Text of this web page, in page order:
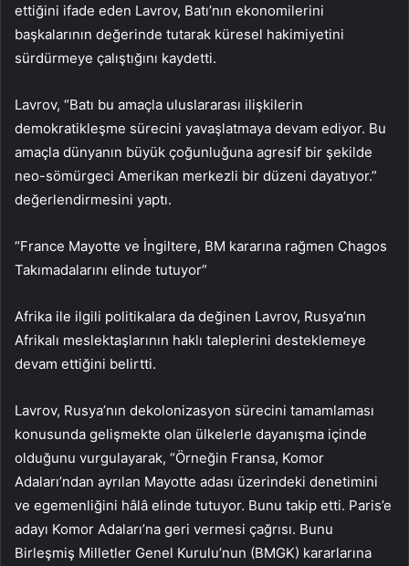
ettiğini ifade eden Lavrov, Batı’nın ekonomilerini
başkalarının değerinde tutarak küresel hakimiyetini
sürdürmeye çalıştığını kaydetti.
Lavrov, “Batı bu amaçla uluslararası ilişkilerin
demokratikleşme sürecini yavaşlatmaya devam ediyor. Bu
amaçla dünyanın büyük çoğunluğuna agresif bir şekilde
neo-sömürgeci Amerikan merkezli bir düzeni dayatıyor.”
değerlendirmesini yaptı.
“France Mayotte ve İngiltere, BM kararına rağmen Chagos
Takımadalarını elinde tutuyor”
Afrika ile ilgili politikalara da değinen Lavrov, Rusya’nın
Afrikalı meslektaşlarının haklı taleplerini desteklemeye
devam ettiğini belirtti.
Lavrov, Rusya’nın dekolonizasyon sürecini tamamlaması
konusunda gelişmekte olan ülkelerle dayanışma içinde
olduğunu vurgulayarak, “Örneğin Fransa, Komor
Adaları’ndan ayrılan Mayotte adası üzerindeki denetimini
ve egemenliğini hâlâ elinde tutuyor. Bunu takip etti. Paris’e
adayı Komor Adaları’na geri vermesi çağrısı. Bunu
Birleşmiş Milletler Genel Kurulu’nun (BMGK) kararlarına